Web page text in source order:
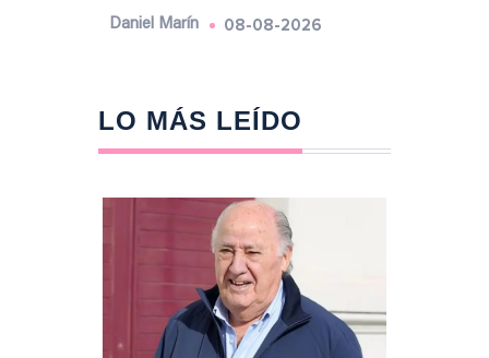
Daniel Marín 08-08-2026
LO MÁS LEÍDO